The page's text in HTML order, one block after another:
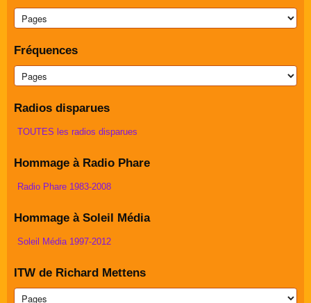
Fréquences
Radios disparues
TOUTES les radios disparues
Hommage à Radio Phare
Radio Phare 1983-2008
Hommage à Soleil Média
Soleil Média 1997-2012
ITW de Richard Mettens